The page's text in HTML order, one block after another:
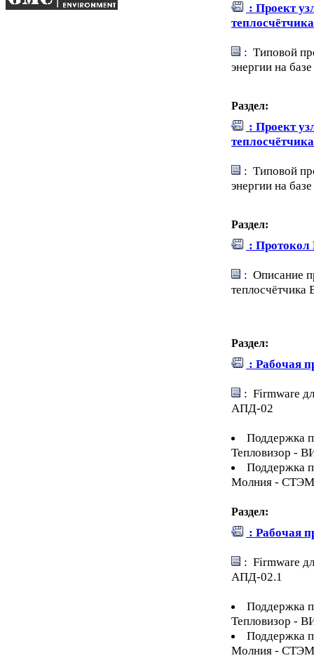
: Проект
: Типовой
энергии на
Раздел:
: Проект
: Типовой
энергии на
Раздел:
: Протокол
: Описание
Раздел:
: Рабочая
: Firmware
АПД-02
Поддержка
Тепловизор -
Поддержка
Молния -
Раздел:
: Рабочая
: Firmware
АПД-02.1
Поддержка
Тепловизор -
Поддержка
Молния -